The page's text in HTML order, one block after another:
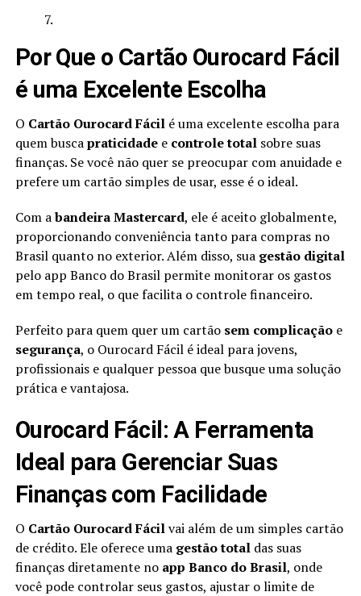
Por Que o Cartão Ourocard Fácil
é uma Excelente Escolha
O Cartão Ourocard Fácilé uma excelente escolha para
quem buscapraticidadee controle totalsobre suas
finanças. Se você não quer se preocupar com anuidade e
prefere um cartão simples de usar, esse é o ideal.
Com abandeira Mastercard, ele é aceito globalmente,
proporcionando conveniência tanto para compras no
Brasil quanto no exterior. Além disso, sua gestão digital
pelo app Banco do Brasil permite monitorar os gastos
em tempo real, o que facilita o controle financeiro.
Perfeito para quem quer um cartão sem complicaçãoe
segurança, o Ourocard Fácil é ideal para jovens,
profissionais e qualquer pessoa que busque uma solução
prática e vantajosa.
Ourocard Fácil: A Ferramenta
Ideal para Gerenciar Suas
Finanças com Facilidade
O Cartão Ourocard Fácilvai além de um simples cartão
de crédito. Ele oferece uma gestão totaldas suas
finanças diretamente no app Banco do Brasil, onde
você pode controlar seus gastos, ajustar o limite de